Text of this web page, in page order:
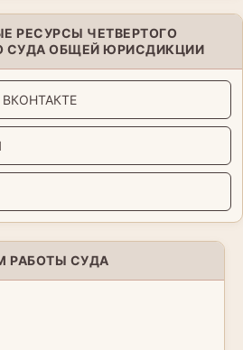
РЕСУРСЫ ЧЕТВЕРТОГО
СУДА ОБЩЕЙ ЮРИСДИКЦИИ
РАБОТЫ СУДА